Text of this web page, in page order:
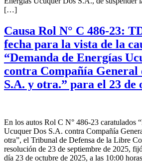
[…]
Causa Rol N° C 486-23:
fecha para la vista de la
“Demanda de Energías
contra Compañía General
S.A. y otra.” para el 23 de
En los autos Rol C N° 486-23 caratulados
Ucuquer Dos S.A. contra Compañía
otra”, el Tribunal de Defensa de la Libre
resolución de 23 de septiembre de 2025,
día 23 de octubre de 2025, a las 10:00